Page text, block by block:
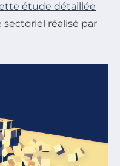
étude détaillée
réalisé par